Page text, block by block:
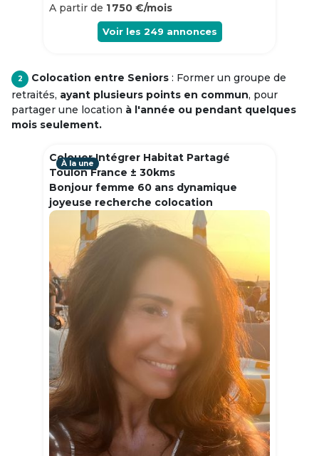
A partir de 1 750 €/mois
Voir les 249 annonces
2 Colocation entre Seniors : Former un groupe de
retraités, ayant plusieurs points en commun, pour
partager une location à l'année ou pendant quelques
mois seulement.
Colouer Intégrer Habitat Partagé
Toulon France ± 30kms
Bonjour femme 60 ans dynamique
joyeuse recherche colocation
À la une